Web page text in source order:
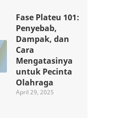
Fase Plateu 101:
Penyebab,
Dampak, dan
Cara
Mengatasinya
untuk Pecinta
Olahraga
April 29, 2025